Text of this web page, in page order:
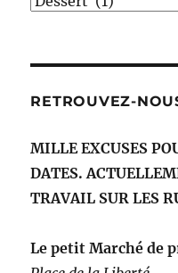
RETROUVEZ-
MILLE EXCUSES
DATES.
TRAVAIL SUR LES
Le petit Marché de